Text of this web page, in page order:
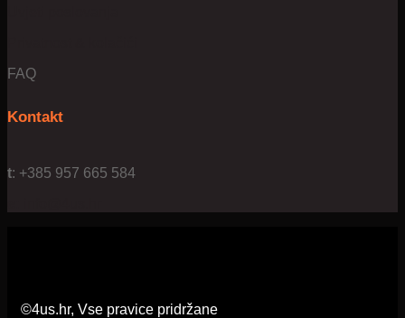
FAQ
Kontakt
t: +385 957 665 584
©4us.hr, Vse pravice pridržane